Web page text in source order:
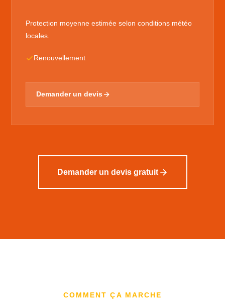
Protection moyenne estimée selon conditions météo
locales.
Renouvellement
Demander un devis
Demander un devis gratuit
COMMENT ÇA MARCHE